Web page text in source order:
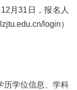
月31日，报名人
login）
历学位信息、学科